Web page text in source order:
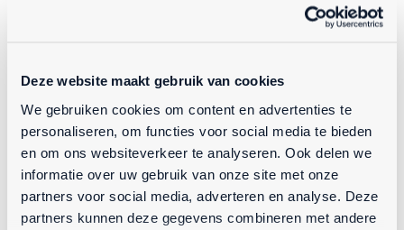
Deze website maakt gebruik van cookies
We gebruiken cookies om content en advertenties te
personaliseren, om functies voor social media te bieden
en om ons websiteverkeer te analyseren. Ook delen we
informatie over uw gebruik van onze site met onze
partners voor social media, adverteren en analyse. Deze
partners kunnen deze gegevens combineren met andere
Stuur een bericht en onze adviseurs nemen
Intresse